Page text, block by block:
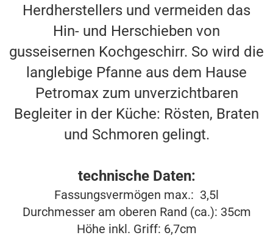
Herdherstellers und vermeiden das
Hin- und Herschieben von
gusseisernen Kochgeschirr. So wird die
langlebige Pfanne aus dem Hause
Petromax zum unverzichtbaren
Begleiter in der Küche: Rösten, Braten
und Schmoren gelingt.
technische Daten:
Fassungsvermögen max.: 3,5l
Durchmesser am oberen Rand (ca.): 35cm
Höhe inkl. Griff: 6,7cm